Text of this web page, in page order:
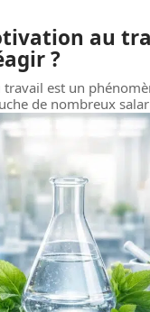
au
?
est un
de nombreux